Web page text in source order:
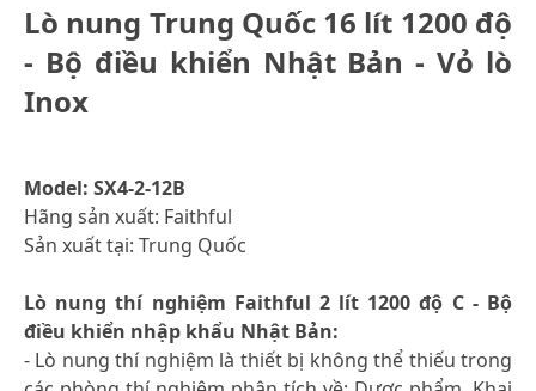
Lò nung Trung Quốc 16 lít 1200 độ
- Bộ điều khiển Nhật Bản - Vỏ lò
Inox
Model: SX4-2-12B
Hãng sản xuất: Faithful
Sản xuất tại: Trung Quốc
Lò nung thí nghiệm Faithful 2 lít 1200 độ C - Bộ
điều khiển nhập khẩu Nhật Bản:
- Lò nung thí nghiệm là thiết bị không thể thiếu trong